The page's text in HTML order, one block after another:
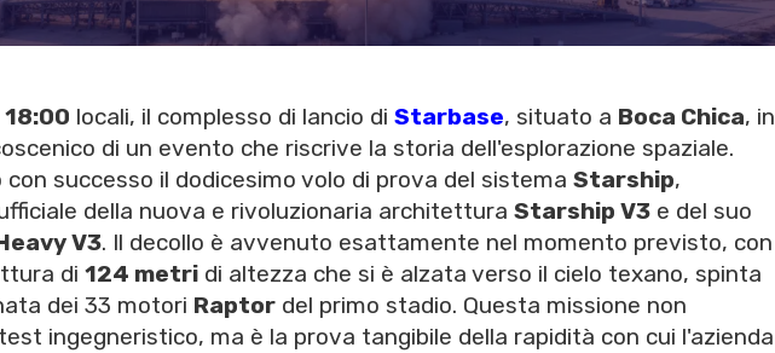
18:00 locali, il complesso di lancio di Starbase, situato a Boca Chica, in
di un evento che riscrive la storia dell'esplorazione spaziale.
successo il dodicesimo volo di prova del sistema Starship,
della nuova e rivoluzionaria architettura Starship V3 e del suo
V3. Il decollo è avvenuto esattamente nel momento previsto, con
di 124 metri di altezza che si è alzata verso il cielo texano, spinta
dei 33 motori Raptor del primo stadio. Questa missione non
ingegneristico, ma è la prova tangibile della rapidità con cui l'azienda